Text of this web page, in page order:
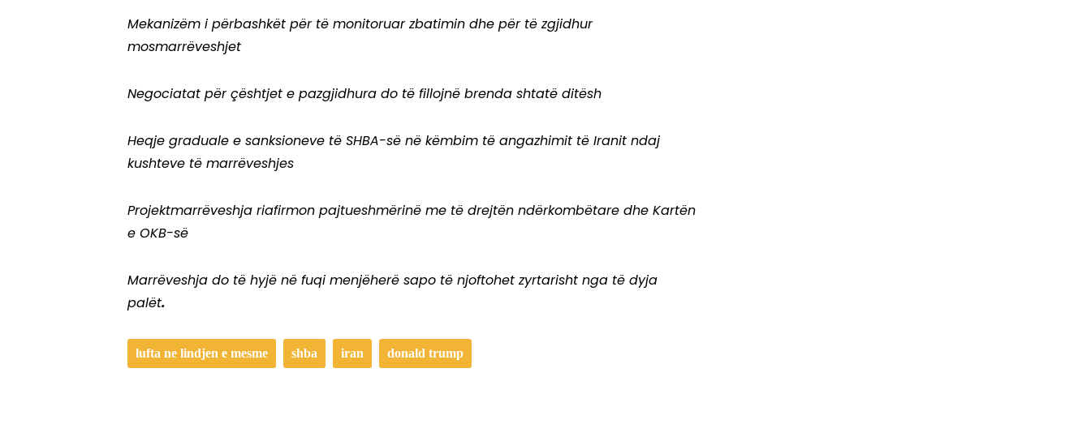
Mekanizëm i përbashkët për të monitoruar zbatimin dhe për të zgjidhur
mosmarrëveshjet
Negociatat për çështjet e pazgjidhura do të fillojnë brenda shtatë ditësh
Heqje graduale e sanksioneve të SHBA-së në këmbim të angazhimit të Iranit ndaj
kushteve të marrëveshjes
Projektmarrëveshja riafirmon pajtueshmërinë me të drejtën ndërkombëtare dhe Kartën
e OKB-së
Marrëveshja do të hyjë në fuqi menjëherë sapo të njoftohet zyrtarisht nga të dyja
palët.
lufta ne lindjen e mesme shba iran donald trump